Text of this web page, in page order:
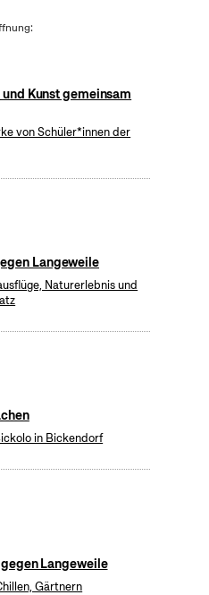
Kunst gemeinsam
von Schüler*innen der
Langeweile
Naturerlebnis und
in Bickendorf
Langeweile
Gärtnern